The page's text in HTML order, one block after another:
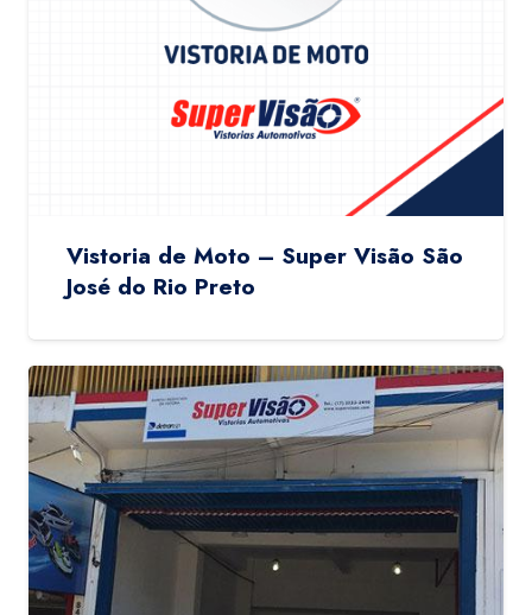
Vistoria de Moto – Super Visão São
José do Rio Preto